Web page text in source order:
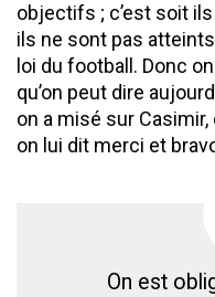
objectifs ; c’est soit
ils ne sont pas
loi du football. Donc
qu’on peut dire
on a misé sur
on lui dit merci et
On est